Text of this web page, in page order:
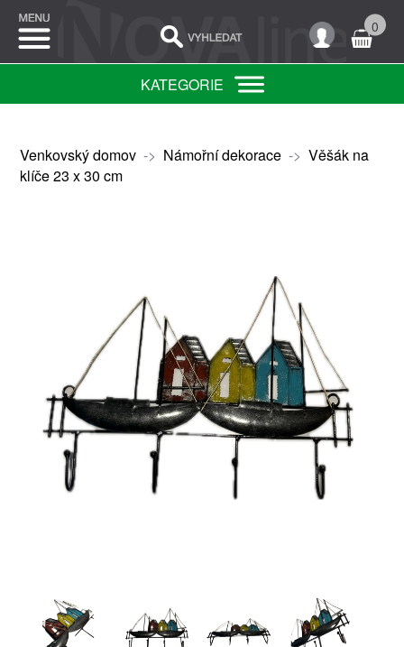
0
KATEGORIE
Venkovský domov-> Námořní dekorace-> Věšák na
klíče 23 x 30 cm